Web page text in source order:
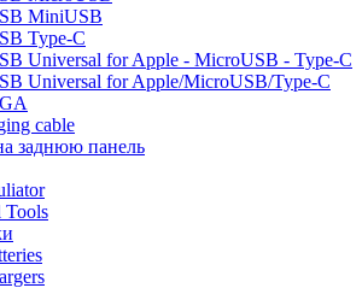
MiniUSB
Type-C
Universal for Apple - MicroUSB - Type-C
Universal for Apple/MicroUSB/Type-C
cable
заднюю панель
Tools